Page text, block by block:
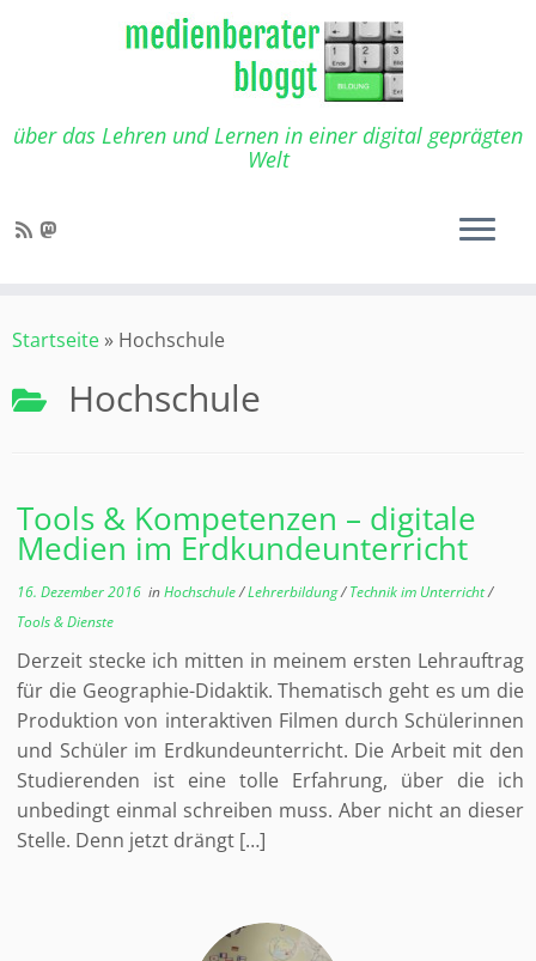
über das Lehren und Lernen in einer digital geprägten
Welt
Startseite» Hochschule
Hochschule
Tools & Kompetenzen – digitale
Medien im Erdkundeunterricht
16. Dezember 2016 inHochschule/Lehrerbildung/Technik im Unterricht/
Tools & Dienste
Derzeit stecke ich mitten in meinem ersten Lehrauftrag
für die Geographie-Didaktik. Thematisch geht es um die
Produktion von interaktiven Filmen durch Schülerinnen
und Schüler im Erdkundeunterricht. Die Arbeit mit den
Studierenden ist eine tolle Erfahrung, über die ich
unbedingt einmal schreiben muss. Aber nicht an dieser
Stelle. Denn jetzt drängt […]